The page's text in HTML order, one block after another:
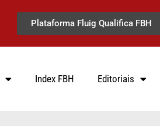
Plataforma Fluig Qualifica FBH
Index FBH Editoriais